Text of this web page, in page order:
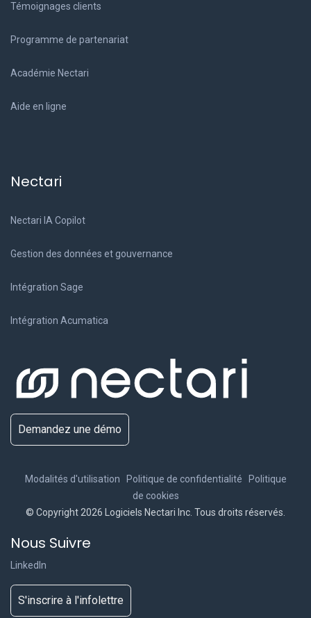
Témoignages clients
Programme de partenariat
Académie Nectari
Aide en ligne
Nectari
Nectari IA Copilot
Gestion des données et gouvernance
Intégration Sage
Intégration Acumatica
Demandez une démo
Modalités d'utilisation Politique de confidentialité
Politique
de cookies
© Copyright 2026 Logiciels Nectari Inc. Tous droits réservés.
Nous Suivre
LinkedIn
S'inscrire à l'infolettre